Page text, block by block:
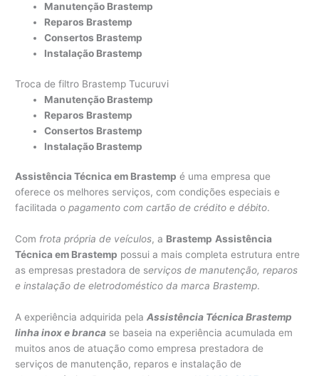
Manutenção Brastemp
Reparos Brastemp
Consertos Brastemp
Instalação Brastemp
Troca de filtro Brastemp Tucuruvi
Manutenção Brastemp
Reparos Brastemp
Consertos Brastemp
Instalação Brastemp
Assistência Técnica em Brastemp é uma empresa que
oferece os melhores serviços, com condições especiais e
facilitada opagamento com cartão de crédito e débito.
Com frota própria de veículos, a Brastemp Assistência
Técnica em Brastemp possui a mais completa estrutura entre
as empresas prestadora de serviços de manutenção, reparos
e instalação de eletrodoméstico da marca Brastemp.
A experiência adquirida pelaAssistência Técnica Brastemp
linha inox e branca se baseia na experiência acumulada em
muitos anos de atuação como empresa prestadora de
serviços de manutenção, reparos e instalação de